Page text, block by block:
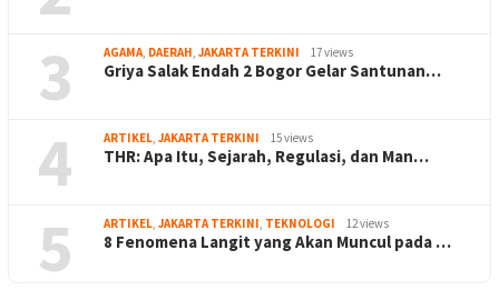
3 AGAMA, DAERAH, JAKARTA TERKINI 17 views
Griya Salak Endah 2 Bogor Gelar Santunan…
4 ARTIKEL, JAKARTA TERKINI 15 views
THR: Apa Itu, Sejarah, Regulasi, dan Man…
5 ARTIKEL, JAKARTA TERKINI, TEKNOLOGI 12 views
8 Fenomena Langit yang Akan Muncul pada …